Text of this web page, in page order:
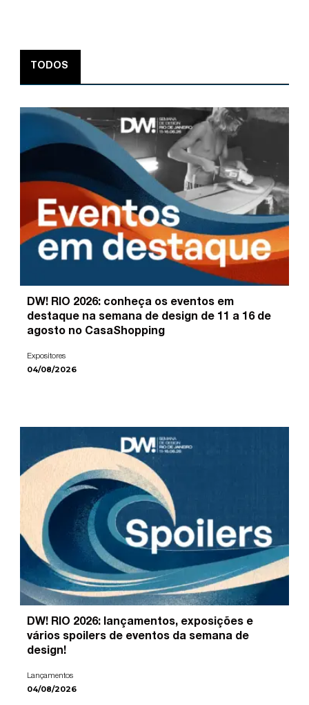
TODOS
DW! RIO 2026: conheça os eventos em
destaque na semana de design de 11 a 16 de
agosto no CasaShopping
Expositores
04/08/2026
DW! RIO 2026: lançamentos, exposições e
vários spoilers de eventos da semana de
design!
Lançamentos
04/08/2026